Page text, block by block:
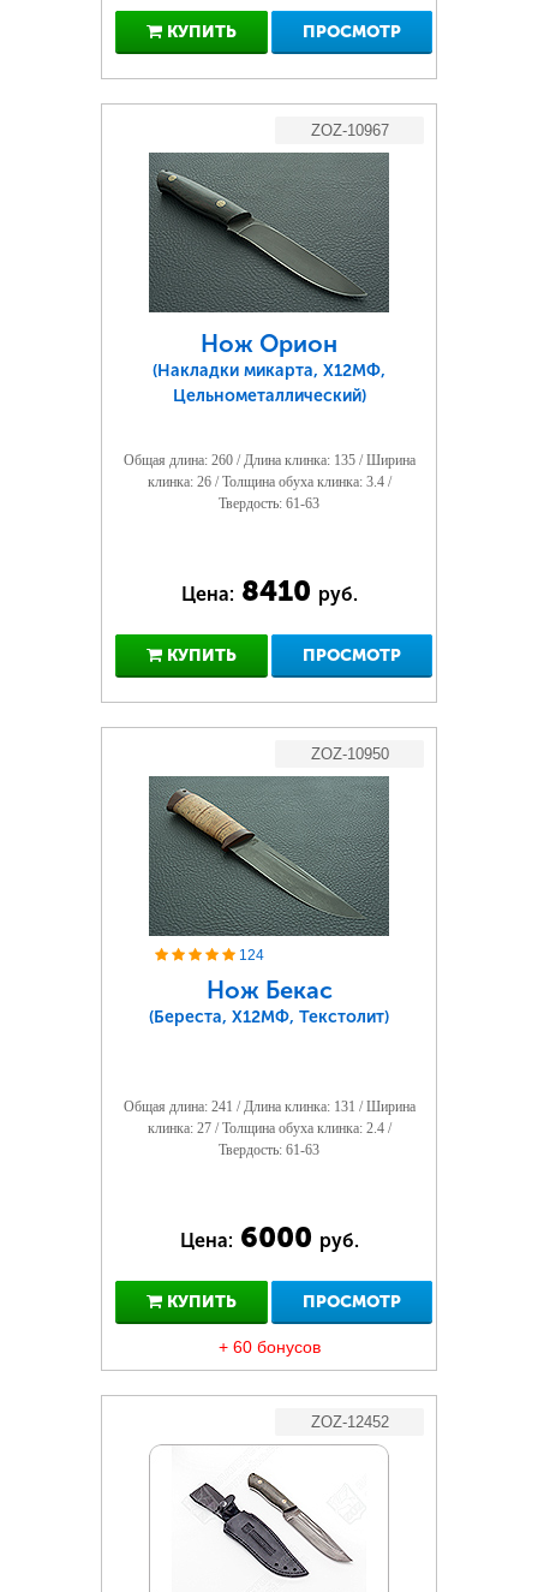
КУПИТЬ ПРОСМОТР
ZOZ-10967
Нож Орион
(Накладки микарта, Х12МФ,
Цельнометаллический)
Общая длина: 260 / Длина клинка: 135 / Ширина
клинка: 26 / Толщина обуха клинка: 3.4 /
Твердость: 61-63
Цена: 8410 руб.
КУПИТЬ ПРОСМОТР
ZOZ-10950
124
Нож Бекас
(Береста, Х12МФ, Текстолит)
Общая длина: 241 / Длина клинка: 131 / Ширина
клинка: 27 / Толщина обуха клинка: 2.4 /
Твердость: 61-63
Цена: 6000 руб.
КУПИТЬ ПРОСМОТР
+ 60 бонусов
ZOZ-12452